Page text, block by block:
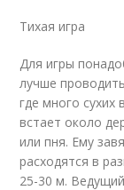
Тихая игра
Для игры
лучше
где много
встает около
или пня. Ему
расходятся в
25-30 м.